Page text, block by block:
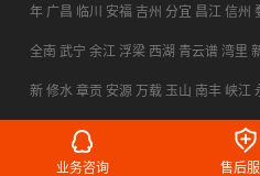
年 广昌 临川 安福 吉州 分宜 昌江信州
全南 武宁 余江 浮梁 西湖 青云谱 湾里
新修水章贡 安源 万载玉山 南丰 峡江
乐安都昌 靖安
业务咨询
售后